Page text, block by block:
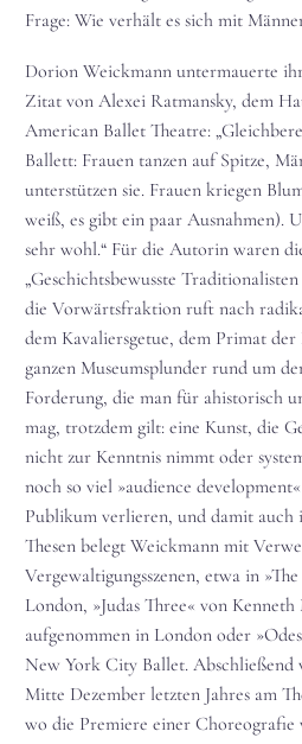
Frage: Wie verhält es sich mit
Dorion Weickmann untermauerte
Zitat von Alexei Ratmansky, dem
American Ballet Theatre:
Ballett: Frauen tanzen auf Spitze,
unterstützen sie. Frauen kriegen
weiß, es gibt ein paar Ausnahmen).
sehr wohl.“ Für die Autorin waren
„Geschichtsbewusste
die Vorwärtsfraktion ruft nach
dem Kavaliersgetue, dem Primat
ganzen Museumsplunder rund um
Forderung, die man für ahistorisch
mag, trotzdem gilt: eine Kunst, die
nicht zur Kenntnis nimmt oder
noch so viel »audience
Publikum verlieren, und damit auch
Thesen belegt Weickmann mit
Vergewaltigungsszenen, etwa in
London, »Judas Three« von
aufgenommen in London oder
New York City Ballet. Abschließend
Mitte Dezember letzten Jahres am
wo die Premiere einer Choreografie